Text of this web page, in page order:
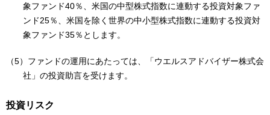
象ファンド40％、米国の中型株式指数に連動する投資対象ファ
ンド25％、米国を除く世界の中小型株式指数に連動する投資対
象ファンド35％とします。
（5）ファンドの運用にあたっては、「ウエルスアドバイザー株式会
社」の投資助言を受けます。
投資リスク